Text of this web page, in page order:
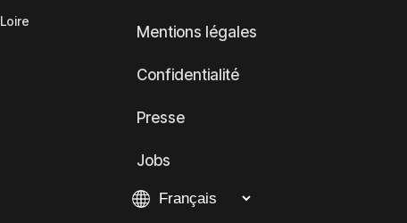
Mentions légales
Confidentialité
Presse
Jobs